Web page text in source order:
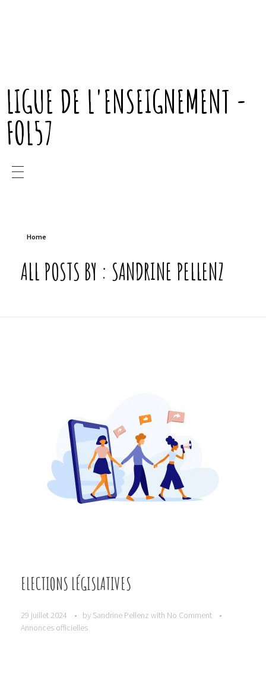
LIGUE DE L'ENSEIGNEMENT -
FOL57
Home
ALL POSTS BY : SANDRINE PELLENZ
ELECTIONS LÉGISLATIVES
29 juillet 2024 by Sandrine Pellenz with No Comment
Annonces officielles